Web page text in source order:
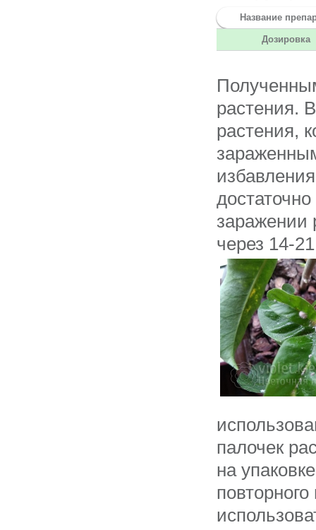
Название
Дозировка
растения.
растения,
заражении
через 14-
палочек
на